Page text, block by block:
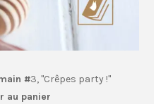
#3, "Crêpes party !"
au panier